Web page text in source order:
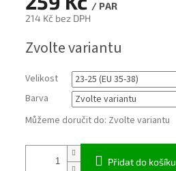
/ PAR
214 Kč bez DPH
cena:
Zvolte variantu
Velikost
Barva
Můžeme doručit do: Zvolte variantu
Přidat do košíku